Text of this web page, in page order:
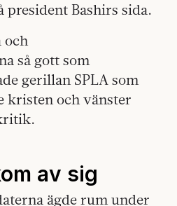
Bashirs sida.
och
så gott som
gerillan SPLA som
kristen och vänster
av sig
ägde rum under